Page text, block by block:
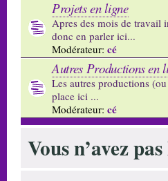
Projets en ligne
Apres des mois de travail
donc en parler ici...
Modérateur: cé
Autres Productions en
Les autres productions
place ici ...
Modérateur: cé
Vous n’avez